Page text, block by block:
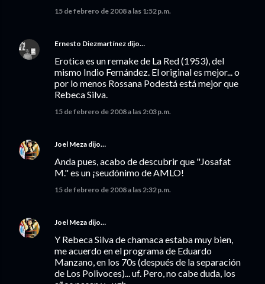
15 de febrero de 2008 a las 1:52 p.m.
Ernesto Diezmartínez dijo…
Erotica es un remake de La Red (1953), del
mismo Indio Fernández. El original es mejor... o
por lo menos Rossana Podestá está mejor que
Rebeca Silva.
15 de febrero de 2008 a las 2:03 p.m.
Joel Meza dijo…
Anda pues, acabo de descubrir que "Josafat
M." es un ¡seudónimo de AMLO!
15 de febrero de 2008 a las 2:32 p.m.
Joel Meza dijo…
Y Rebeca Silva de chamaca estaba muy bien,
me acuerdo en el programa de Eduardo
Manzano, en los 70s (después de la separación
de Los Polivoces)... uf. Pero, no cabe duda, los